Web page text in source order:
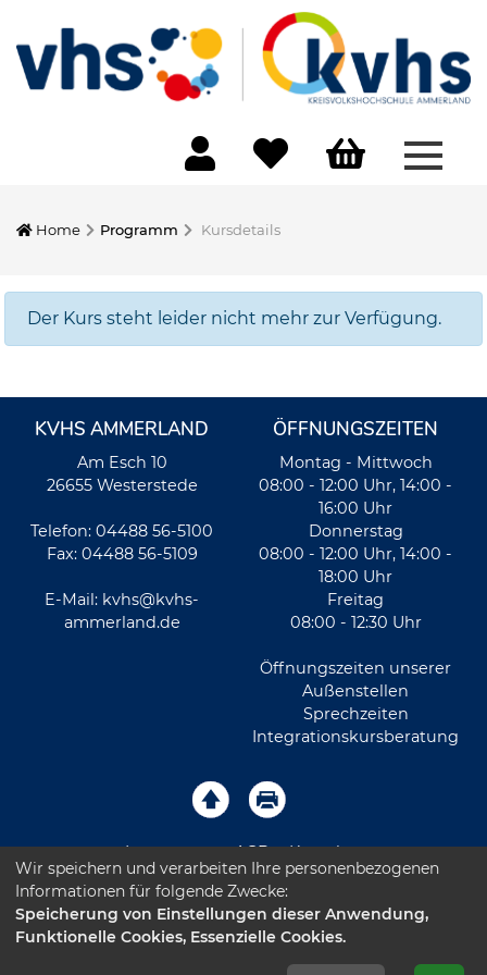
Home Programm Kursdetails
Der Kurs steht leider nicht mehr zur Verfügung.
KVHS AMMERLAND
Am Esch 10
26655 Westerstede
Telefon: 04488 56-5100
Fax: 04488 56-5109
E-Mail: kvhs@kvhs-
ammerland.de
ÖFFNUNGSZEITEN
Montag - Mittwoch
08:00 - 12:00 Uhr, 14:00 -
16:00 Uhr
Donnerstag
08:00 - 12:00 Uhr, 14:00 -
18:00 Uhr
Freitag
08:00 - 12:30 Uhr
Öffnungszeiten unserer
Außenstellen
Sprechzeiten
Integrationskursberatung
Impressum AGB Kontakt
Sitemap Datenschutz Leichte Sprache
Barrierefreiheitserklärung
Wir speichern und verarbeiten Ihre personenbezogenen
Informationen für folgende Zwecke:
Speicherung von Einstellungen dieser Anwendung,
Funktionelle Cookies, Essenzielle Cookies.